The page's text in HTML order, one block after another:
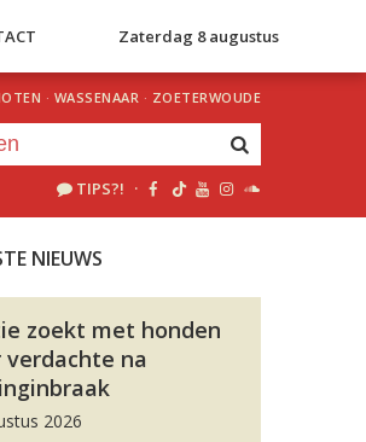
Zaterdag 8 augustus
· WASSENAAR · ZOETERWOUDE
TIPS?! ·
NIEUWS
zoekt met honden
verdachte na
2026